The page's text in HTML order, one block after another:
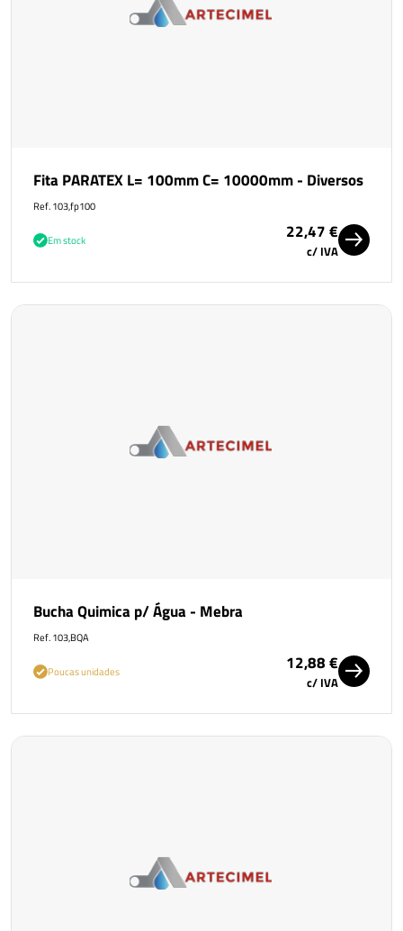
Fita PARATEX L= 100mm C= 10000mm - Diversos
Ref. 103,fp100
Em stock 22,47 €
c/ IVA
Bucha Quimica p/ Água - Mebra
Ref. 103,BQA
Poucas unidades 12,88 €
c/ IVA